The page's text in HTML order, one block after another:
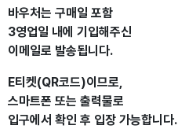
바우처는 구매일 포함
3영업일 내에 기입해주신
이메일로 발송됩니다.
E티켓(QR코드)이므로,
스마트폰 또는 출력물로
입구에서 확인 후 입장 가능합니다.